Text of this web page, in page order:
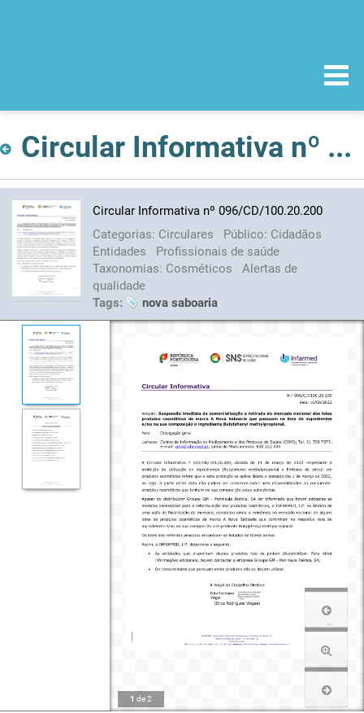
Circular Informativa nº 096/CD/100.20.200
Circular Informativa nº 096/CD/100.20.200
Categorias: Circulares Público: Cidadãos
Entidades
Profissionais de saúde
Taxonomias: Cosméticos
Alertas de
qualidade
Tags:
nova saboaria
1 de2